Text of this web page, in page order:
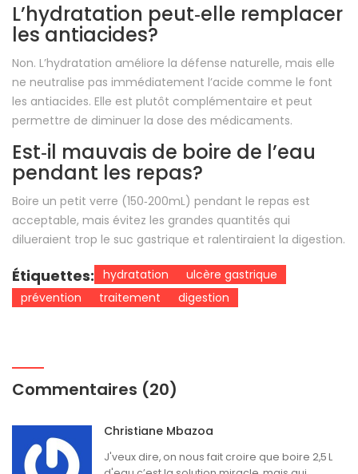
L’hydratation peut‑elle remplacer
les antiacides?
Non. L’hydratation améliore la défense naturelle, mais elle
ne neutralise pas immédiatement l’acide comme le font
les antiacides. Elle est plutôt complémentaire et peut
permettre de diminuer la dose des médicaments.
Est‑il mauvais de boire de l’eau
pendant les repas?
Boire un petit verre (150‑200mL) pendant le repas est
acceptable, mais évitez les grandes quantités qui
dilueraient trop le suc gastrique et ralentiraient la digestion.
Étiquettes: hydratation
ulcère gastrique
prévention
traitement digestion
Commentaires (20)
Christiane Mbazoa
J'veux dire, on nous fait croire que boire 2,5 L